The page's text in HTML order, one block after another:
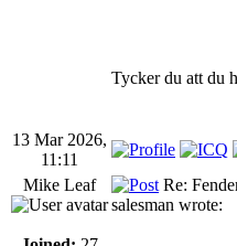
Tycker du att du
13 Mar 2026,
11:11
Mike Leaf
Re:
salesman wrote: